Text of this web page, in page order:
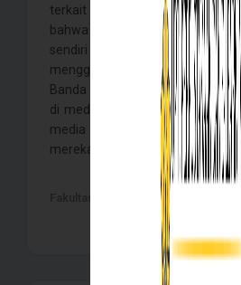
terkait etnis Rohingya. Namun
bahwa penyebaran informasi
sendiri cukup tinggi.
menggambarkan bagaimana
Banda Aceh terhadap narasi
di media sosial, sekaligus
media yang dimiliki
mereka memaknai narasi . . . .
Fakultas Ilmu Sosial dan ilmu Politik